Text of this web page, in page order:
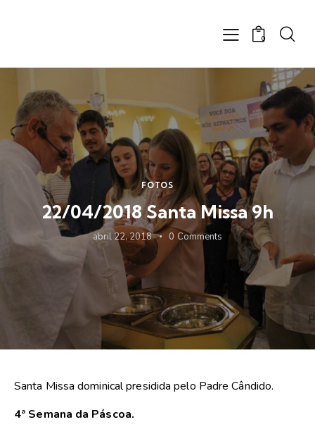
0
FOTOS
22/04/2018 Santa Missa 9h
abril 22, 2018 0 Comments
Santa Missa dominical presidida pelo Padre Cândido.
4ª Semana da Páscoa.